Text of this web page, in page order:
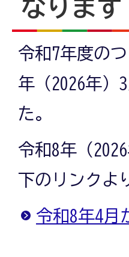
なります
令和7年度の
年（2026年）
た。
令和8年（
下のリンクよ
令和8年4月